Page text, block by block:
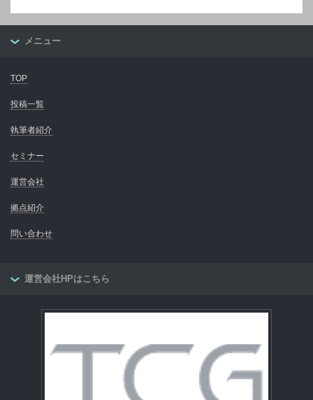
メニュー
TOP
投稿一覧
執筆者紹介
セミナー
運営会社
拠点紹介
問い合わせ
運営会社HPはこちら